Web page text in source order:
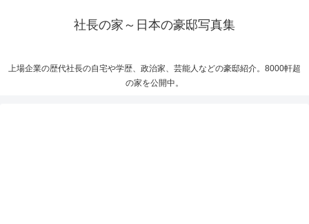
社長の家～日本の豪邸写真集
上場企業の歴代社長の自宅や学歴、政治家、芸能人などの豪邸紹介。8000軒超
の家を公開中。